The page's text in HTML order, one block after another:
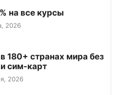
на все курсы
2026
180+ странах мира без
сим-карт
2026